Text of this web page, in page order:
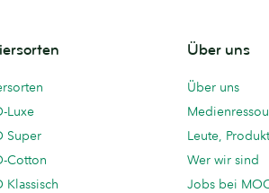
Luxe
Super
Cotton
Klassisch
Über uns
Über uns
Leute,
Wer wir sind
Jobs bei